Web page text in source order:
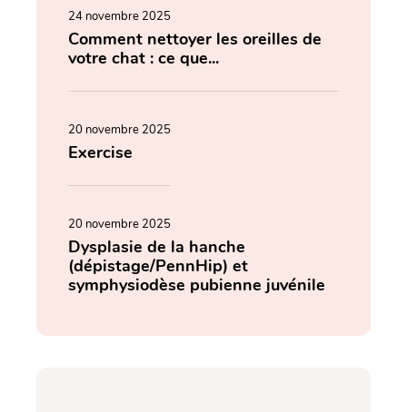
24 novembre 2025
Comment nettoyer les oreilles de
votre chat : ce que...
20 novembre 2025
Exercise
20 novembre 2025
Dysplasie de la hanche
(dépistage/PennHip) et
symphysiodèse pubienne juvénile